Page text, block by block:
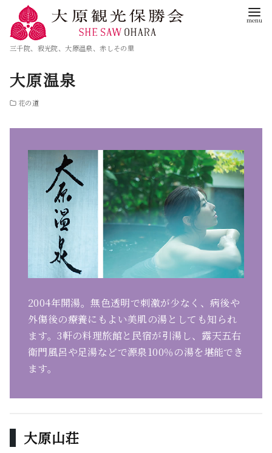
三千院、寂光院、大原温泉、赤しその里
大原温泉
花の道
2004年開湯。無色透明で刺激が少なく、病後や
外傷後の療養にもよい美肌の湯としても知られ
ます。3軒の料理旅館と民宿が引湯し、露天五右
衛門風呂や足湯などで源泉100％の湯を堪能でき
ます。
大原山荘